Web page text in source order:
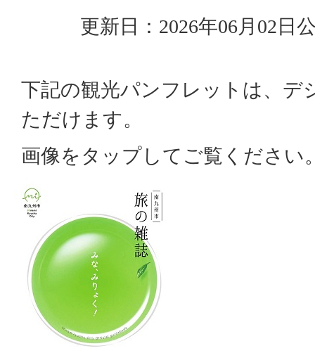
更新日：2026年06月02日
下記の観光パンフレットは、デ
ただけます。
画像をタップしてご覧ください